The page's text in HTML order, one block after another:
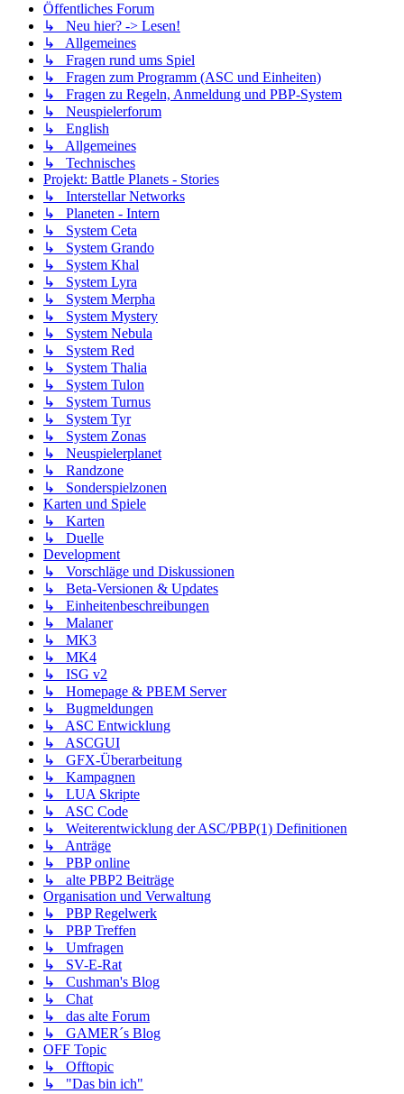
Öffentliches Forum
↳ Neu hier? -> Lesen!
↳ Allgemeines
↳ Fragen rund ums Spiel
↳ Fragen zum Programm (ASC und Einheiten)
↳ Fragen zu Regeln, Anmeldung und PBP-System
↳ Neuspielerforum
↳ English
↳ Allgemeines
↳ Technisches
Projekt: Battle Planets - Stories
↳ Interstellar Networks
↳ Planeten - Intern
↳ System Ceta
↳ System Grando
↳ System Khal
↳ System Lyra
↳ System Merpha
↳ System Mystery
↳ System Nebula
↳ System Red
↳ System Thalia
↳ System Tulon
↳ System Turnus
↳ System Tyr
↳ System Zonas
↳ Neuspielerplanet
↳ Randzone
↳ Sonderspielzonen
Karten und Spiele
↳ Karten
↳ Duelle
Development
↳ Vorschläge und Diskussionen
↳ Beta-Versionen & Updates
↳ Einheitenbeschreibungen
↳ Malaner
↳ MK3
↳ MK4
↳ ISG v2
↳ Homepage & PBEM Server
↳ Bugmeldungen
↳ ASC Entwicklung
↳ ASCGUI
↳ GFX-Überarbeitung
↳ Kampagnen
↳ LUA Skripte
↳ ASC Code
↳ Weiterentwicklung der ASC/PBP(1) Definitionen
↳ Anträge
↳ PBP online
↳ alte PBP2 Beiträge
Organisation und Verwaltung
↳ PBP Regelwerk
↳ PBP Treffen
↳ Umfragen
↳ SV-E-Rat
↳ Cushman's Blog
↳ Chat
↳ das alte Forum
↳ GAMER´s Blog
OFF Topic
↳ Offtopic
↳ "Das bin ich"